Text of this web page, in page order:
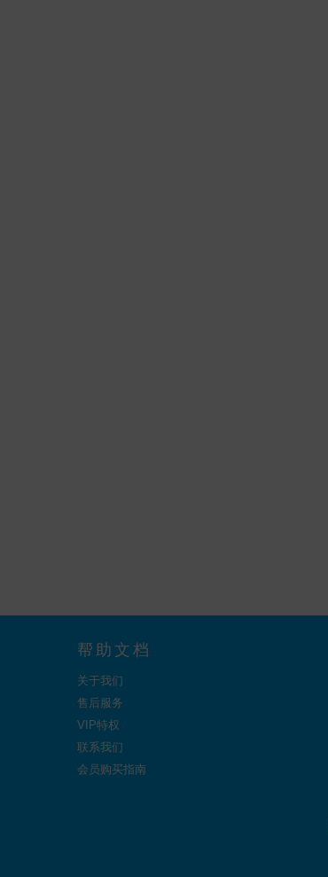
帮助文档
关于我们
售后服务
VIP特权
联系我们
会员购买指南